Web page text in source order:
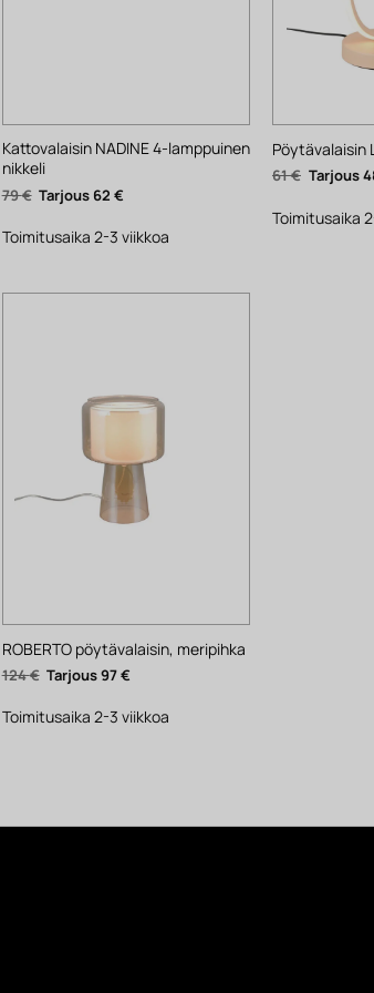
Kattovalaisin NADINE 4-lamppuinen
nikkeli
79€ Alkuperäinen
hinta
79 €.
62€
62 €.
Toimitusaika 2-3 viikkoa
Pöytävalaisin
61€
hinta
61 €.
Toimitusaika
ROBERTO pöytävalaisin, meripihka
124€ Alkuperäinen
hinta
124 €.
97€
97 €.
Toimitusaika 2-3 viikkoa